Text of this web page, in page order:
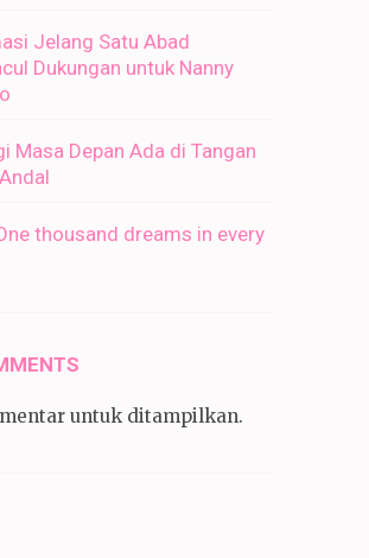
Jelang Satu Abad
Dukungan untuk Nanny
Masa Depan Ada di Tangan
thousand dreams in every
untuk ditampilkan.